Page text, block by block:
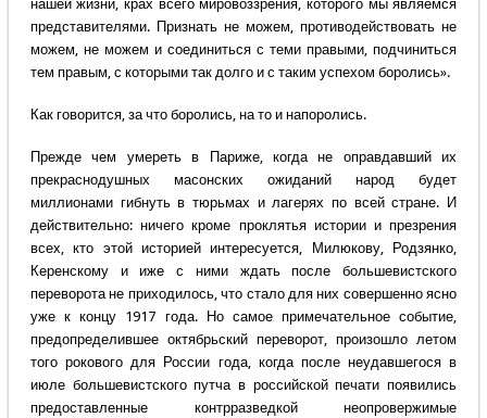
нашей жизни, крах всего мировоззрения, которого мы являемся
представителями. Признать не можем, противодействовать не
можем, не можем и соединиться с теми правыми, подчиниться
тем правым, с которыми так долго и с таким успехом боролись».
Как говорится, за что боролись, на то и напоролись.
Прежде чем умереть в Париже, когда не оправдавший их
прекраснодушных масонских ожиданий народ будет
миллионами гибнуть в тюрьмах и лагерях по всей стране. И
действительно: ничего кроме проклятья истории и презрения
всех, кто этой историей интересуется, Милюкову, Родзянко,
Керенскому и иже с ними ждать после большевистского
переворота не приходилось, что стало для них совершенно ясно
уже к концу 1917 года. Но самое примечательное событие,
предопределившее октябрьский переворот, произошло летом
того рокового для России года, когда после неудавшегося в
июле большевистского путча в российской печати появились
предоставленные контрразведкой неопровержимые